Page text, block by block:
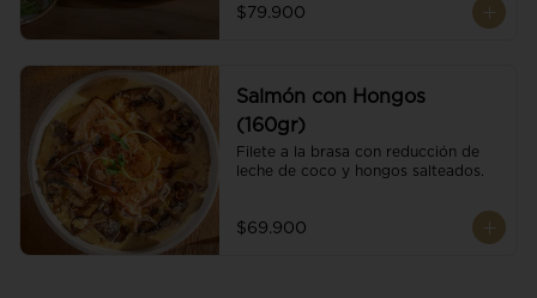
$79.900
Salmón con Hongos
(160gr)
Filete a la brasa con reducción de
leche de coco y hongos salteados.
$69.900